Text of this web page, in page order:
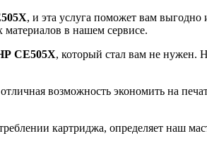
505X, и эта услуга поможет вам
материалов в нашем сервисе.
CE505X, который стал вам не нужен.
возможность экономить на
картриджа, определяет наш